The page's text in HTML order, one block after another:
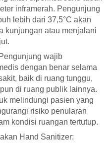
inframerah. Pengunjung
lebih dari 37,5°C akan
kunjungan atau menjalani
wajib
dengan benar selama
baik di ruang tunggu,
di ruang publik lainnya.
melindungi pasien yang
risiko penularan
kondisi ruangan tertutup.
Hand Sanitizer: